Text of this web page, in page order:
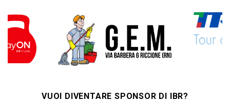
VUOI DIVENTARE SPONSOR DI IBR?